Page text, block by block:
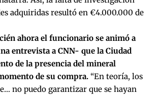
adquiridas resultó en €4.000.000 de
ahora el funcionario se animó a
entrevista a CNN- que la Ciudad
de la presencia del mineral
de su compra. “En teoría, los
no puedo garantizar que se hayan